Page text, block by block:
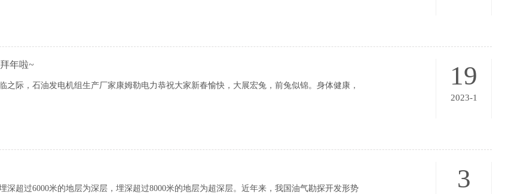
19
2023-1
年啦~
际，石油发电机组生产厂家康姆勒电力恭祝大家新春愉快，大展宏兔，前兔似锦。身体健康，
3
深超过6000米的地层为深层，埋深超过8000米的地层为超深层。近年来，我国油气勘探开发形势